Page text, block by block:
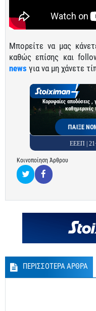
Μπορείτε να μας
καθώς επίσης και
news για να μη χάνετε
Κορυφαίες αποδόσεις
καθημερινές
ΠΑΙΞΕ
ΕΕΕΠ |
Κοινοποίηση Άρθρου
ΠΕΡΙΣΣΟΤΕΡΑ ΑΡΘΡΑ